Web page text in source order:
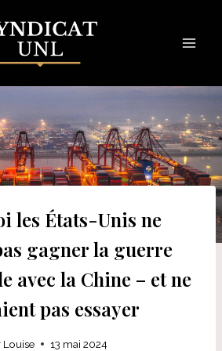
les États-Unis ne
gagner la guerre
avec la Chine – et ne
pas essayer
Louise 13 mai 2024